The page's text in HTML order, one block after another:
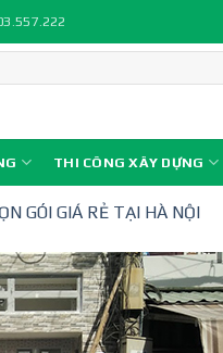
THI CÔNG XÂY DỰNG
GÓI GIÁ RẺ TẠI HÀ NỘI